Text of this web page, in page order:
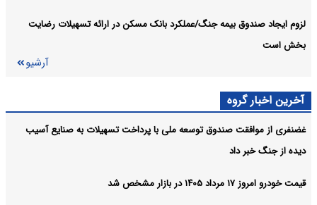
لزوم ایجاد صندوق بیمه جنگ/عملکرد بانک مسکن در ارائه تسهیلات رضایت
بخش است
آرشیو
آخرین اخبار گروه
غضنفری از موافقت صندوق توسعه ملی با پرداخت تسهیلات به صنایع آسیب
دیده از جنگ خبر داد
قیمت خودرو امروز ۱۷ مرداد ۱۴۰۵ در بازار مشخص شد